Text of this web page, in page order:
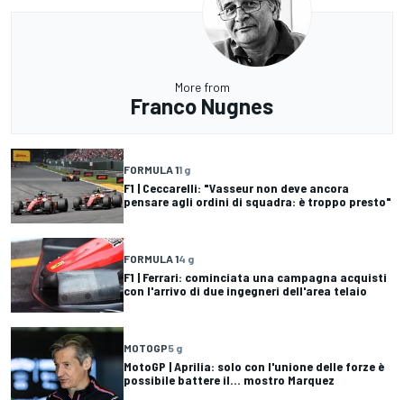
More from
Franco Nugnes
FORMULA 11 g
F1 | Ceccarelli: "Vasseur non deve ancora
pensare agli ordini di squadra: è troppo presto"
FORMULA 14 g
F1 | Ferrari: cominciata una campagna acquisti
con l'arrivo di due ingegneri dell'area telaio
MOTOGP5 g
MotoGP | Aprilia: solo con l'unione delle forze è
possibile battere il... mostro Marquez